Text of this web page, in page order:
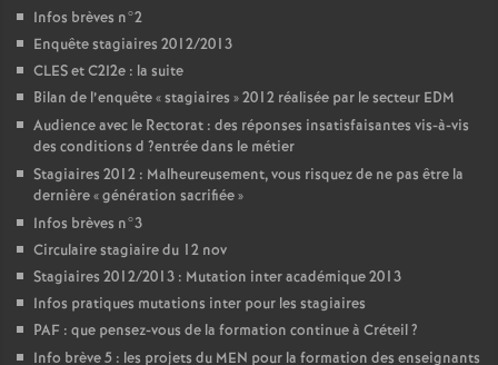
Infos brèves n°2
Enquête stagiaires 2012/2013
CLESet C2I2e : la suite
Bilan de l’enquête «stagiaires » 2012 réalisée par le secteur EDM
Audience avec le Rectorat : des réponses insatisfaisantes vis-à-vis
des conditions d ?entrée dans le métier
Stagiaires 2012 : Malheureusement, vous risquez de ne pas être la
dernière «génération sacrifiée»
Infos brèves n°3
Circulaire stagiaire du 12 nov
Stagiaires 2012/2013 : Mutation inter académique 2013
Infos pratiques mutations inter pour les stagiaires
PAF : que pensez-vous de la formation continue à Créteil?
Info brève 5 : les projets du MEN pour la formation des enseignants